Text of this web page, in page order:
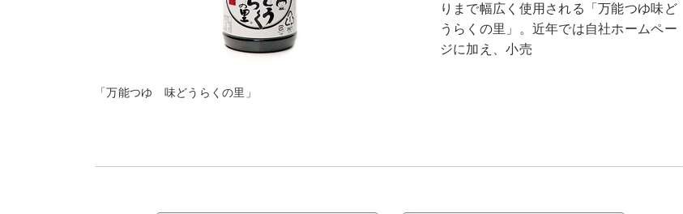
「万能つゆ 味どうらくの里」
りまで幅広く使用される「万能つゆ味ど
うらくの里」。近年では自社ホームペー
ジに加え、小売